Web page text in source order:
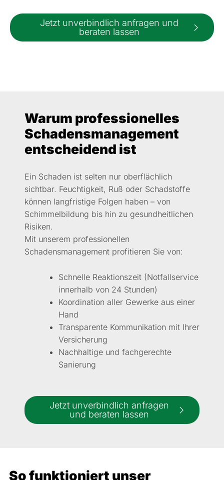
Jetzt unverbindlich anfragen und
beraten lassen
Warum professionelles
Schadensmanagement
entscheidend ist
Ein Schaden ist selten nur oberflächlich
sichtbar. Feuchtigkeit, Ruß oder Schadstoffe
können langfristige Folgen haben – von
Schimmelbildung bis hin zu gesundheitlichen
Risiken.
Mit unserem professionellen
Schadensmanagement profitieren Sie von:
Schnelle Reaktionszeit (Notfallservice
innerhalb von 24 Stunden)
Koordination aller Gewerke aus einer
Hand
Transparente Kommunikation mit Ihrer
Versicherung
Nachhaltige und fachgerechte
Sanierung
Jetzt unverbindlich anfragen
und beraten lassen
So funktioniert unser